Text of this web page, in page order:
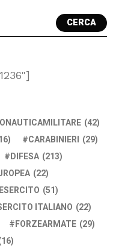
CERCA
(42)
CARABINIERI (29)
DIFESA (213)
(22)
ESERCITO (51)
ITALIANO (22)
FORZEARMATE (29)